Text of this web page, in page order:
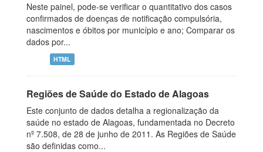
Neste painel, pode-se verificar o quantitativo dos casos
confirmados de doenças de notificação compulsória,
nascimentos e óbitos por município e ano; Comparar os
dados por...
HTML
Regiões de Saúde do Estado de Alagoas
Este conjunto de dados detalha a regionalização da
saúde no estado de Alagoas, fundamentada no Decreto
nº 7.508, de 28 de junho de 2011. As Regiões de Saúde
são definidas como...